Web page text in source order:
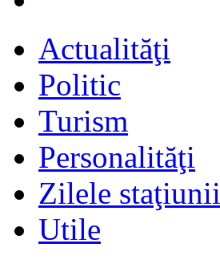
Actualităţi
Politic
Turism
Personalităţi
Zilele staţiunii
Utile